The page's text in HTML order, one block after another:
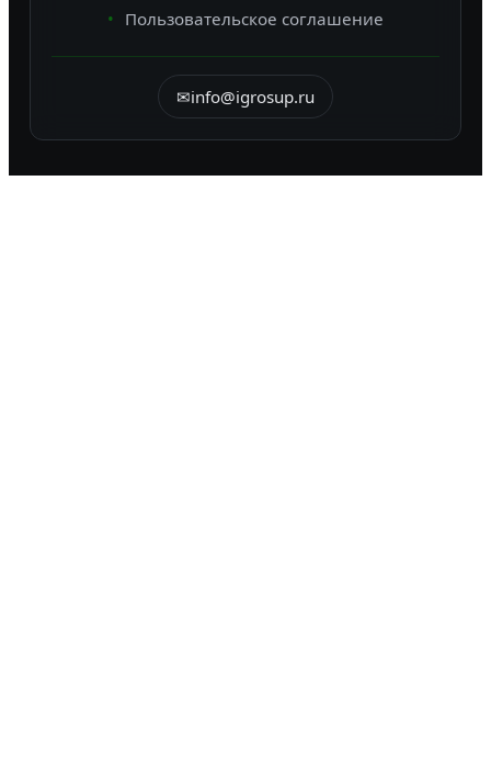
Пользовательское соглашение
✉info@igrosup.ru